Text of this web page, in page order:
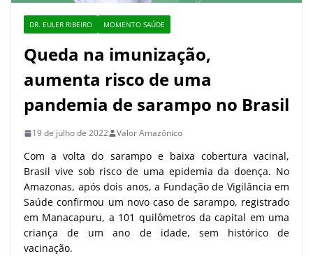
DR. EULER RIBEIRO MOMENTO SAÚDE
Queda na imunização,
aumenta risco de uma
pandemia de sarampo no Brasil
19 de julho de 2022 Valor Amazônico
Com a volta do sarampo e baixa cobertura vacinal,
Brasil vive sob risco de uma epidemia da doença. No
Amazonas, após dois anos, a Fundação de Vigilância em
Saúde confirmou um novo caso de sarampo, registrado
em Manacapuru, a 101 quilômetros da capital em uma
criança de um ano de idade, sem histórico de
vacinação.